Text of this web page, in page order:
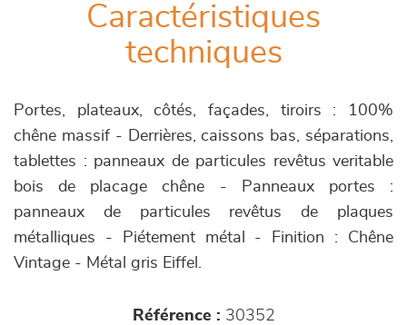
Caractéristiques
techniques
Portes, plateaux, côtés, façades, tiroirs : 100%
chêne massif - Derrières, caissons bas, séparations,
tablettes : panneaux de particules revêtus veritable
bois de placage chêne - Panneaux portes :
panneaux de particules revêtus de plaques
métalliques - Piétement métal - Finition : Chêne
Vintage - Métal gris Eiffel.
Référence : 30352